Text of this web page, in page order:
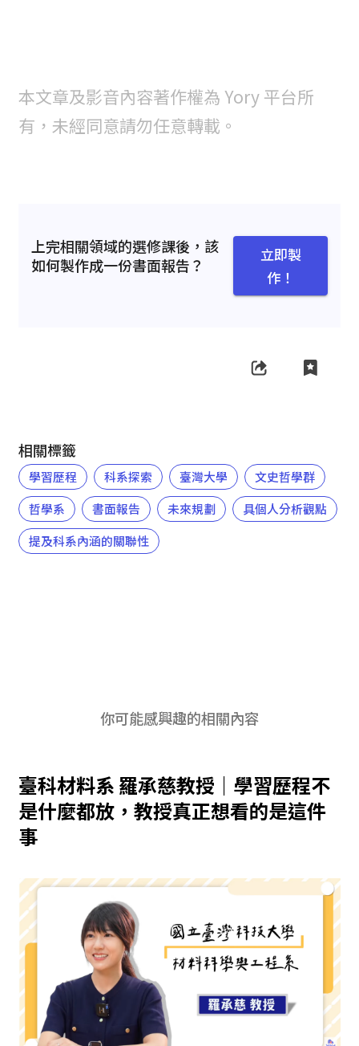
本文章及影音內容著作權為 Yory 平台所
有，未經同意請勿任意轉載。
上完相關領域的選修課後，該
如何製作成一份書面報告？
立即製
作！
相關標籤
學習歷程 科系探索 臺灣大學
文史哲學群
哲學系
書面報告 未來規劃
具個人分析觀點
提及科系內涵的關聯性
你可能感興趣的相關內容
臺科材料系 羅承慈教授｜學習歷程不
是什麼都放，教授真正想看的是這件
事